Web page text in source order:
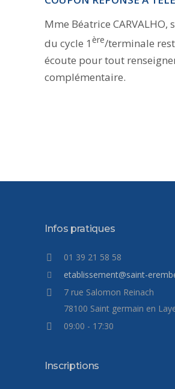
Mme Béatrice CARVALHO,
du cycle 1 ère/terminale
écoute pour tout
complémentaire.
Infos pratiques
01 39 21 58 58
etablissement@saint-
7 rue Salomon Reinach
78100 Saint germain en
09:00 - 17:30
Inscriptions